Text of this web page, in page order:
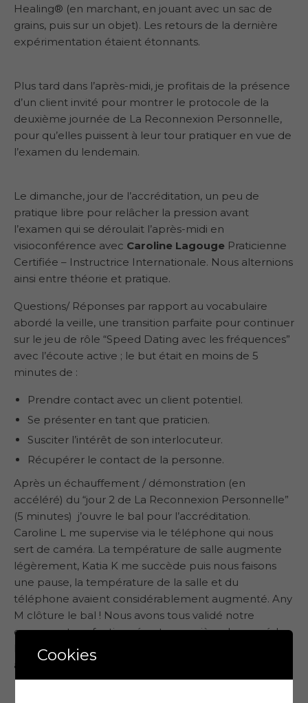
Healing® (en marchant, en jouant avec un sac de
grains, puis sur un objet). Les retours de la dernière
expérimentation étaient étonnants.
Plus tard dans l’après-midi, je profitais de la présence
d’un client invité pour montrer le protocole de la
deuxième journée de La Reconnexion Personnelle,
pour qu’elles puissent à leur tour pratiquer en vue de
l’examen du lendemain.
Le dimanche, jour de l’accréditation, un peu de
pratique libre pour relâcher la pression avant
l’examen qui se déroulait l’après-midi en
visioconférence avec Caroline Lagouge Praticienne
Certifiée – Instructrice Internationale. Nous alternions
ainsi entre théorie et pratique.
Questions/ Réponses par rapport au vocabulaire
abordé la veille, une transition parfaite pour continuer
sur le jeu de rôle “Speed Dating avec les fréquences”
avec l’écoute active ; le but était en moins de 5
minutes de :
Prendre contact avec un client potentiel.
Se présenter en tant que praticien.
Susciter l’intérêt de son interlocuteur.
Récupérer le contact de la personne.
Après un échauffement / démonstration (en
accéléré) du “jour 2 de La Reconnexion Personnelle”
(5 minutes) j’ouvre le bal pour l’accréditation.
Caroline L me supervise via le téléphone qui nous
sert de caméra. La température de salle augmente
légèrement, Katia K me succède puis nous faisons
une pause, la température de la salle et du
téléphone avaient considérablement augmenté. Any
M clôture le bal ! Nous avons tous validé notre
examen et perfectionné notre manière de procéder
La Reconnexion Personnelle grâce aux conseils
avisés de Caroline L.
Cookies